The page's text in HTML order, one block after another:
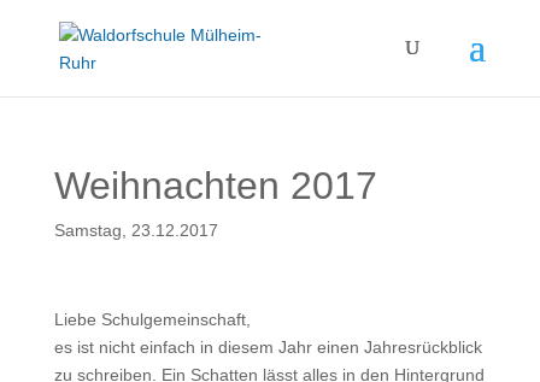
Weihnachten 2017
Samstag, 23.12.2017
Liebe Schulgemeinschaft,
es ist nicht einfach in diesem Jahr einen Jahresrückblick
zu schreiben. Ein Schatten lässt alles in den Hintergrund